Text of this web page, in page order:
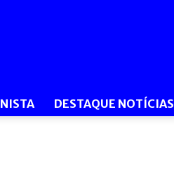
DESTAQUE NOTÍCIAS